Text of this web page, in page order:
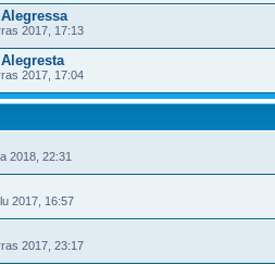
2017, 17:13
2017, 17:04
2018, 22:31
2017, 16:57
2017, 23:17